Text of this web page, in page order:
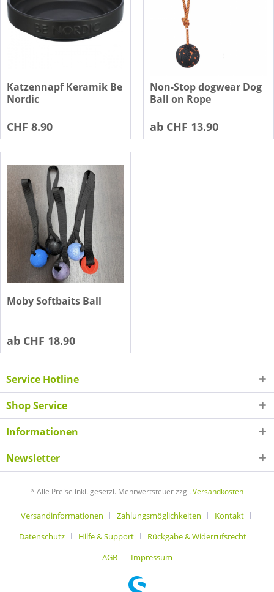
Katzennapf Keramik Be
Nordic
CHF 8.90
Non-Stop dogwear Dog
Ball on Rope
ab CHF 13.90
Moby Softbaits Ball
ab CHF 18.90
Service Hotline
Shop Service
Informationen
Newsletter
* Alle Preise inkl. gesetzl. Mehrwertsteuer zzgl. Versandkosten
Versandinformationen Zahlungsmöglichkeiten
Kontakt
Datenschutz
Hilfe & Support
Rückgabe & Widerrufsrecht
AGB
Impressum